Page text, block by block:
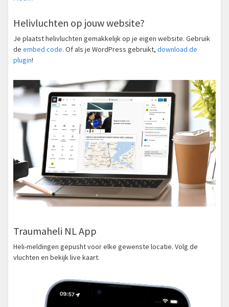
Helivluchten op jouw website?
Je plaatst helivluchten gemakkelijk op je eigen website. Gebruik
de embed code. Of als je WordPress gebruikt, download de
plugin!
Traumaheli NL App
Heli-meldingen gepusht voor elke gewenste locatie. Volg de
vluchten en bekijk live kaart.